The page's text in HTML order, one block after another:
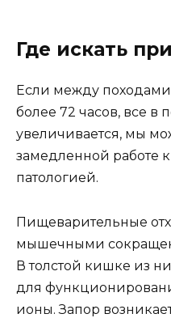
Где искать
Если между походами
более 72 часов, все в
увеличивается, мы
замедленной работе
патологией.
Пищеварительные
мышечными
В толстой кишке из
для
ионы. Запор